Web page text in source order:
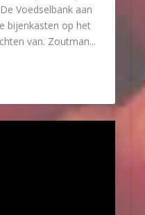
Voedselbank aan
bijenkasten op het
van. Zoutman...